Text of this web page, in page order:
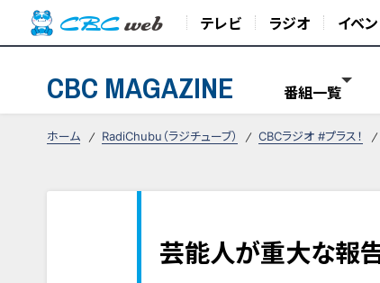
テレビ ラジオ イベ
CBC MAGAZINE 番組一覧
ホーム RadiChubu（ラジチューブ） CBCラジオ #プラス！
芸能人が重大な報